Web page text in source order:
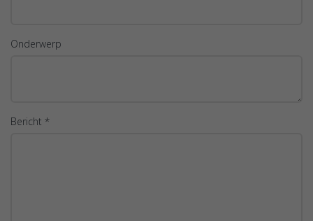
Onderwerp
Bericht *